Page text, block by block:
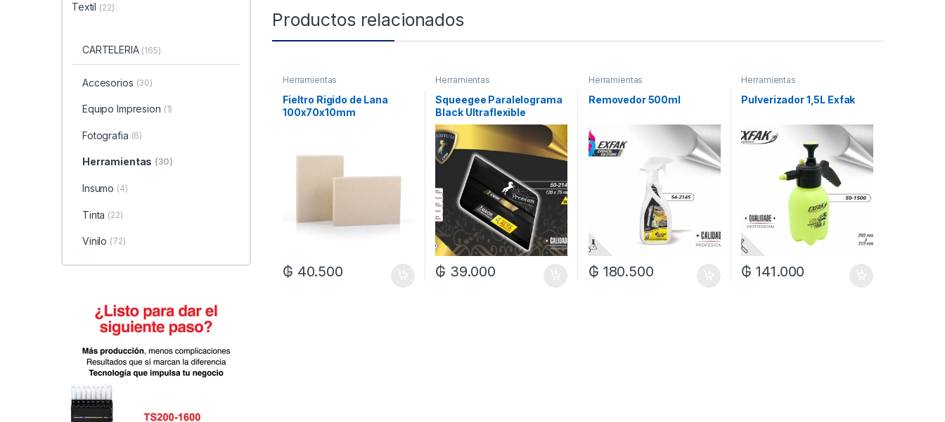
Productos relacionados
Herramientas
Fieltro Rigido de Lana
100x70x10mm
₲ 40.500
Herramientas
Squeegee Paralelograma
Black Ultraflexible
₲ 39.000
Herramientas
Removedor 500ml
₲ 180.500
Herramientas
Pulverizador 1,5L Exfak
₲141.000
Textil (22)
CARTELERIA (165)
Accesorios (30)
Equipo Impresion (1)
Fotografia (6)
Herramientas (30)
Insumo (4)
Tinta (22)
Vinilo (72)